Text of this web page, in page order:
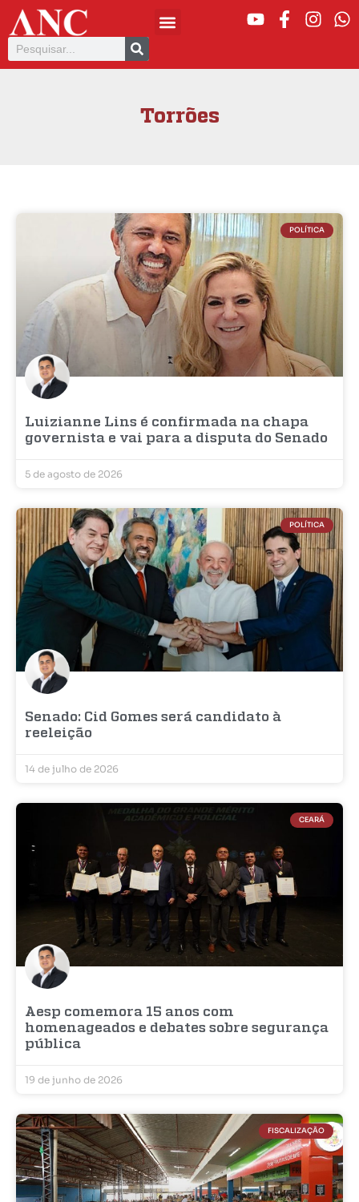
Torrões
POLÍTICA
Luizianne Lins é confirmada na chapa
governista e vai para a disputa do Senado
5 de agosto de 2026
POLÍTICA
Senado: Cid Gomes será candidato à
reeleição
14 de julho de 2026
CEARÁ
Aesp comemora 15 anos com
homenageados e debates sobre segurança
pública
19 de junho de 2026
FISCALIZAÇÃO